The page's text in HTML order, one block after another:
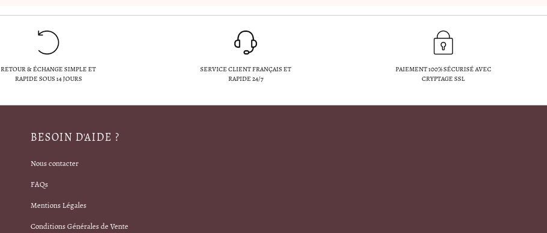
RETOUR & ÉCHANGE SIMPLE ET
RAPIDE SOUS 14 JOURS
SERVICE CLIENT FRANÇAIS ET
RAPIDE 24/7
PAIEMENT 100% SÉCURISÉ AVEC
CRYPTAGE SSL
BESOIN D'AIDE ?
Nous contacter
FAQs
Mentions Légales
Conditions Générales de Vente